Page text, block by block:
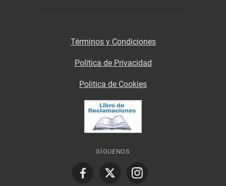
Términos y Condiciones
Política de Privacidad
Politica de Cookies
SÍGUENOS